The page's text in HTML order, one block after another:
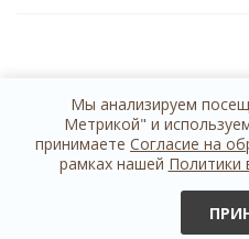
+7 812 614 44 24
Мы анализируем
Метрикой" и
принимаете Согласие на
рамках нашей Политики